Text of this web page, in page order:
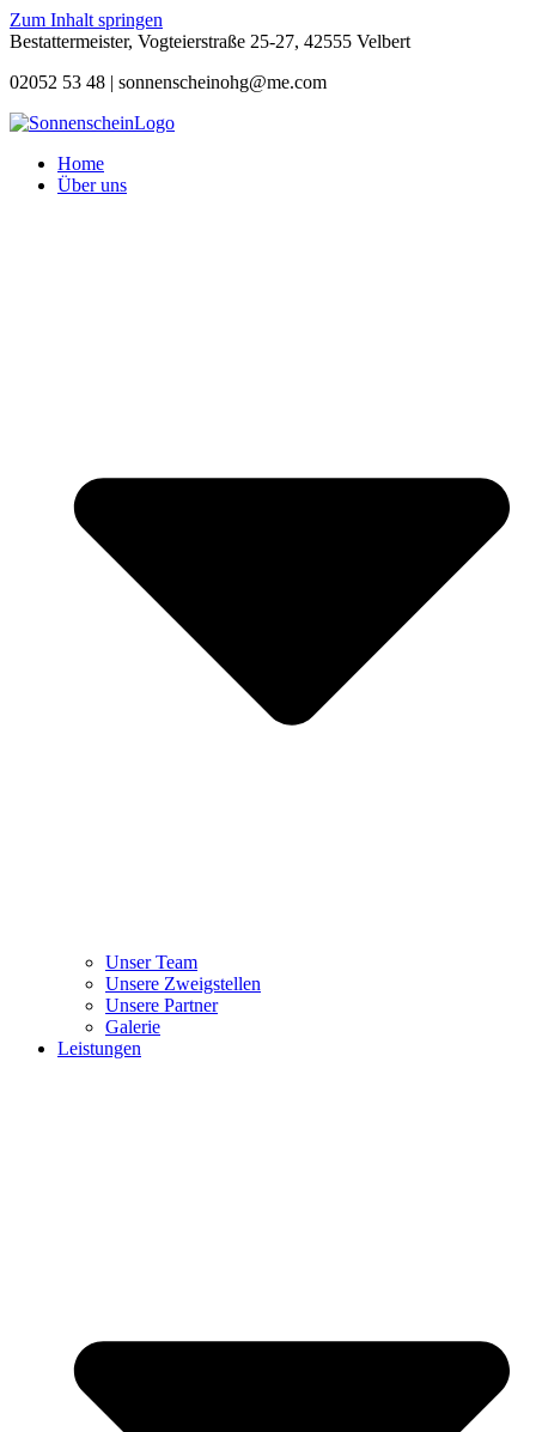
Zum Inhalt springen
Bestattermeister, Vogteierstraße 25-27, 42555 Velbert
02052 53 48 | sonnenscheinohg@me.com
Home
Über uns
Unser Team
Unsere Zweigstellen
Unsere Partner
Galerie
Leistungen